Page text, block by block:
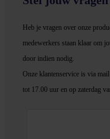
Heb je vragen over onze
medewerkers staan klaar om
door indien nodig.
Onze klantenservice is via
tot 17.00 uur en op zaterdag